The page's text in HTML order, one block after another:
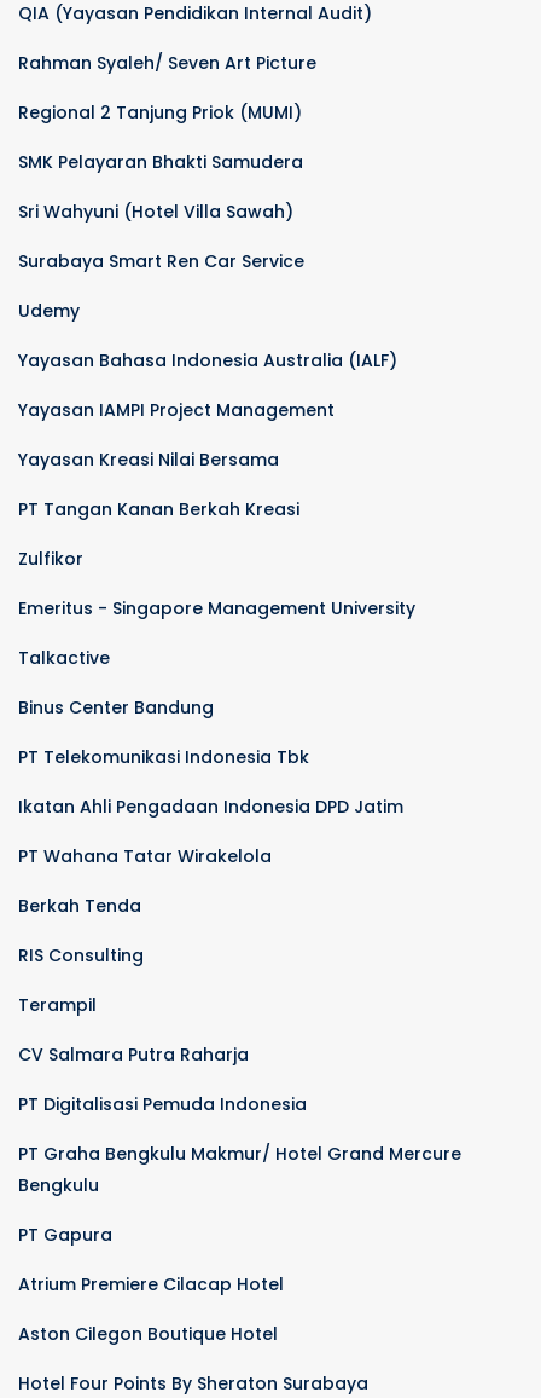
QIA (Yayasan Pendidikan Internal Audit)
Rahman Syaleh/ Seven Art Picture
Regional 2 Tanjung Priok (MUMI)
SMK Pelayaran Bhakti Samudera
Sri Wahyuni (Hotel Villa Sawah)
Surabaya Smart Ren Car Service
Udemy
Yayasan Bahasa Indonesia Australia (IALF)
Yayasan IAMPI Project Management
Yayasan Kreasi Nilai Bersama
PT Tangan Kanan Berkah Kreasi
Zulfikor
Emeritus - Singapore Management University
Talkactive
Binus Center Bandung
PT Telekomunikasi Indonesia Tbk
Ikatan Ahli Pengadaan Indonesia DPD Jatim
PT Wahana Tatar Wirakelola
Berkah Tenda
RIS Consulting
Terampil
CV Salmara Putra Raharja
PT Digitalisasi Pemuda Indonesia
PT Graha Bengkulu Makmur/ Hotel Grand Mercure
Bengkulu
PT Gapura
Atrium Premiere Cilacap Hotel
Aston Cilegon Boutique Hotel
Hotel Four Points By Sheraton Surabaya